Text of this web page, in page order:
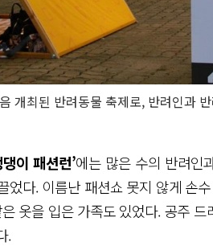
개최된 반려동물 축제로, 반려인과
댕이 패션런’에는 많은 수의 반려인
었다. 이름난 패션쇼 못지 않게 손
옷을 입은 가족도 있었다. 공주
.